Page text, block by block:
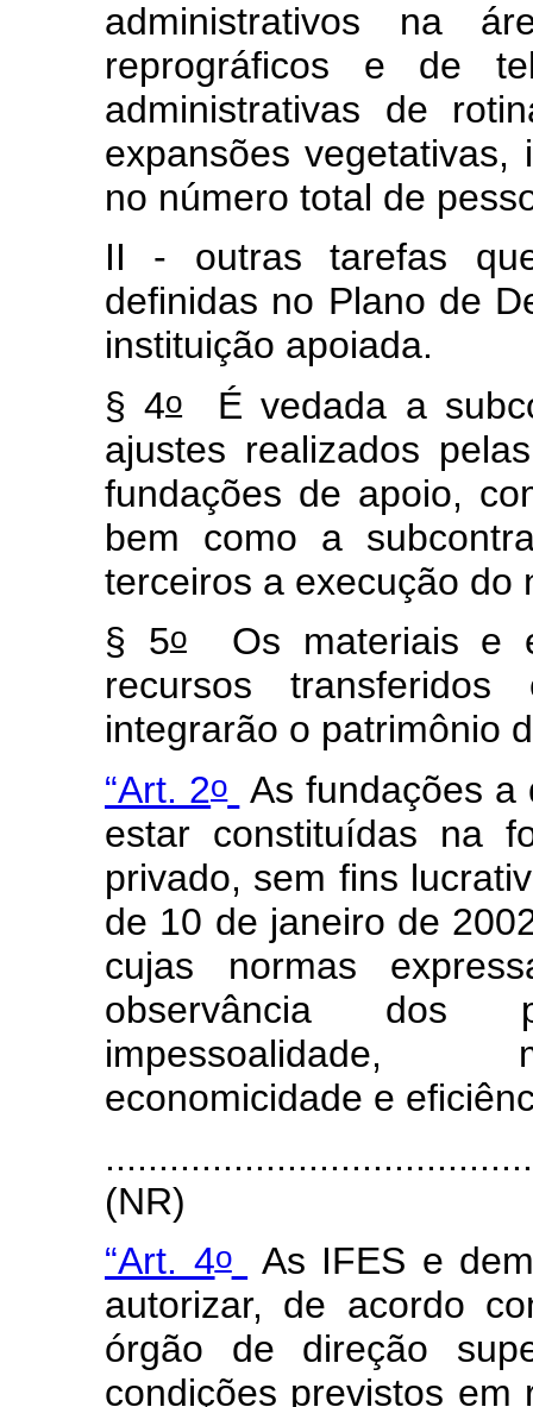
administrativos na
reprográficos e de
administrativas de
expansões
no número total de
II - outras tarefas
definidas no Plano de
instituição apoiada.
§ 4oÉ vedada a
ajustes realizados
fundações de apoio,
bem como a
terceiros a execução
§ 5oOs materiais e
recursos
integrarão o patrimônio
“Art. 2o
As fundações
estar constituídas na
privado, sem fins
de 10 de janeiro de
cujas normas
observância dos
impessoalidade,
economicidade e
(NR)
“Art. 4o
As IFES e
autorizar, de acordo
órgão de direção
condições previstos em